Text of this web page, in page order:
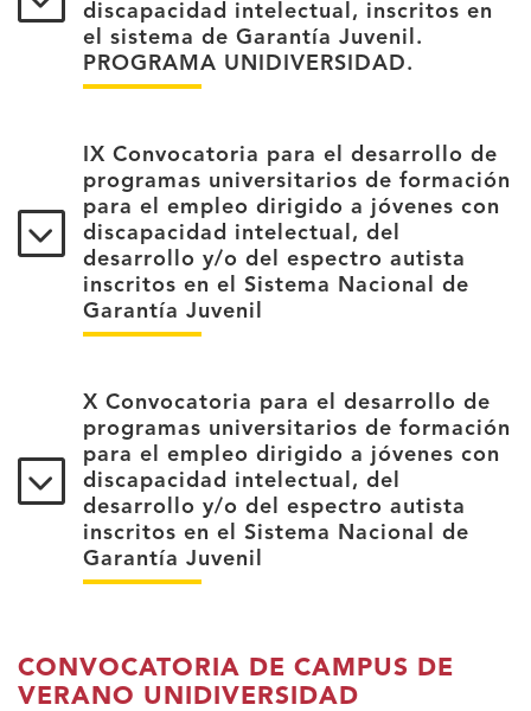
discapacidad intelectual, inscritos en
el sistema de Garantía Juvenil.
PROGRAMA UNIDIVERSIDAD.
IX Convocatoria para el desarrollo de
programas universitarios de formación
para el empleo dirigido a jóvenes con
discapacidad intelectual, del
desarrollo y/o del espectro autista
inscritos en el Sistema Nacional de
Garantía Juvenil
X Convocatoria para el desarrollo de
programas universitarios de formación
para el empleo dirigido a jóvenes con
discapacidad intelectual, del
desarrollo y/o del espectro autista
inscritos en el Sistema Nacional de
Garantía Juvenil
CONVOCATORIA DE CAMPUS DE
VERANO UNIDIVERSIDAD